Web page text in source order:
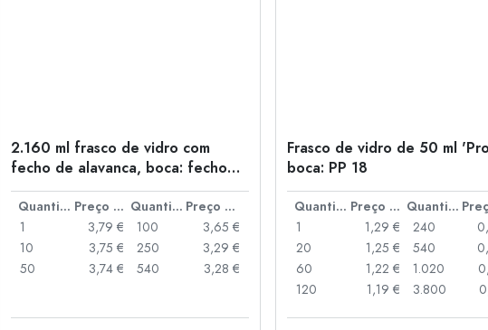
2.160 ml frasco de vidro com
fecho de alavanca, boca: fecho
de alavanca
Quantidade Preço por peça Quantidade
Preço por peça
1
3,79 €
10
3,75 €
50
3,74 €
100
3,65 €
250
3,29 €
540
3,28 €
Frasco de vidro de 50 ml
boca: PP 18
Quantidade Preço por peça Quantidade
1
1,29 €
20
1,25 €
60
1,22 €
120
1,19 €
240
540
1.020
3.800